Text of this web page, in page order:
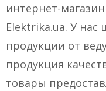
интернет-
Elektrika.ua. У
продукции от
продукция
товары